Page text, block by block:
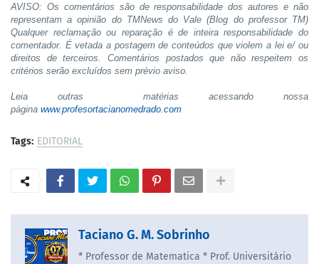
AVISO: Os comentários são de responsabilidade dos autores e não
representam a opinião do TMNews do Vale (Blog do professor TM)
Qualquer reclamação ou reparação é de inteira responsabilidade do
comentador. É vetada a postagem de conteúdos que violem a lei e/ ou
direitos de terceiros. Comentários postados que não respeitem os
critérios serão excluídos sem prévio aviso.
Leia outras matérias acessando nossa
página www.profesortacianomedrado.com
Tags: EDITORIAL
Taciano G. M. Sobrinho
* Professor de Matematica * Prof. Universitário